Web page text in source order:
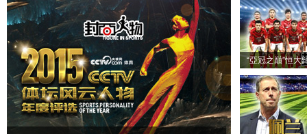
“亞冠之巔”恒大